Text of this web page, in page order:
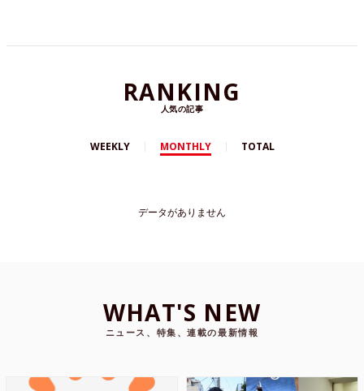
RANKING
人気の記事
WEEKLY MONTHLY TOTAL
データがありません
WHAT'S NEW
ニュース、特集、連載の最新情報